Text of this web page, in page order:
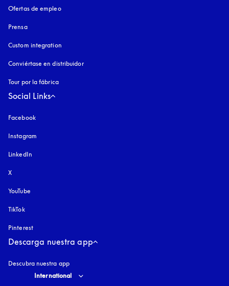
Ofertas de empleo
Prensa
Custom integration
Conviértase en distribuidor
Tour por la fábrica
Social Links
Facebook
Instagram
LinkedIn
X
YouTube
TikTok
Pinterest
Descarga nuestra app
Descubra nuestra app
Select country and language
International